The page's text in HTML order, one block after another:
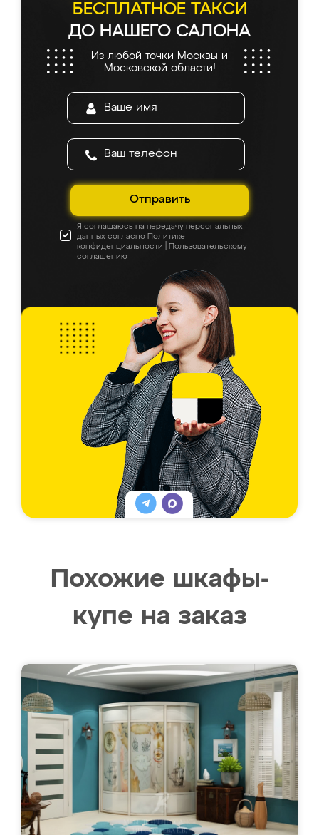
БЕСПЛАТНОЕ ТАКСИ
ДО НАШЕГО САЛОНА
Из любой точки Москвы и
Московской области!
Отправить
Я соглашаюсь на передачу персональных
данных согласно Политике
конфиденциальности
Пользовательскому
соглашению
Похожие шкафы-
купе на заказ